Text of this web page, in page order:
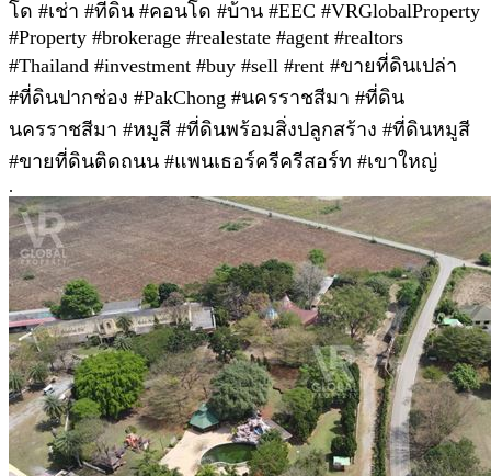
โด #เช่า #ที่ดิน #คอนโด #บ้าน #EEC #VRGlobalProperty
#Property #brokerage #realestate #agent #realtors
#Thailand #investment #buy #sell #rent #ขายที่ดินเปล่า
#ที่ดินปากช่อง #PakChong #นครราชสีมา #ที่ดิน
นครราชสีมา #หมูสี #ที่ดินพร้อมสิ่งปลูกสร้าง #ที่ดินหมูสี
#ขายที่ดินติดถนน #แพนเธอร์ครีครีสอร์ท #เขาใหญ่
.